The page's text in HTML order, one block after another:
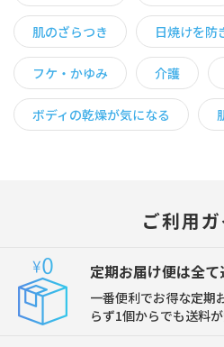
肌のざらつき 日焼けを防
フケ・かゆみ 介護
ボディの乾燥が気になる
ご利用
定期お届け便は全
一番便利でお得な定期
らず1個からでも送料が